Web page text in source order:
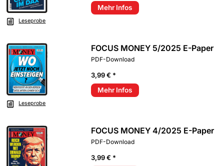
Leseprobe
Mehr Infos
Leseprobe
FOCUS MONEY 5/2025 E-Paper
PDF-Download
3,99 € *
Mehr Infos
FOCUS MONEY 4/2025 E-Paper
PDF-Download
3,99 € *